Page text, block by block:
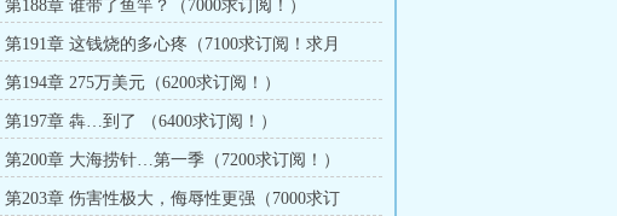
第188章 谁带了鱼竿？（7000求订阅！）
第191章 这钱烧的多心疼（7100求订阅！求月
票！）
第194章 275万美元（6200求订阅！）
第197章 犇…到了 （6400求订阅！）
第200章 大海捞针…第一季（7200求订阅！）
第203章 伤害性极大，侮辱性更强（7000求订